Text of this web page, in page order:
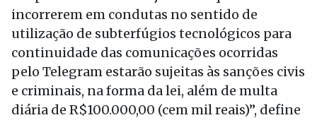
incorrerem em condutas no sentido de
utilização de subterfúgios tecnológicos para
continuidade das comunicações ocorridas
pelo Telegram estarão sujeitas às sanções civis
e criminais, na forma da lei, além de multa
diária de R$100.000,00 (cem mil reais)”, define